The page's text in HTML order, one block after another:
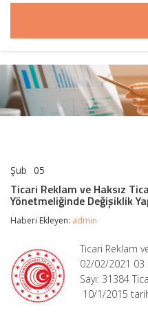
Şub 05
ve
Haksız
Ticari
Değişiklik
Yapılmasına
Dair
Yönetmelik
Ticari Reklam ve Haksız
Yönetmeliğinde Değişiklik
Haberi Ekleyen: admin
Ticari Reklam
02/02/2021 03
Sayı: 31384
10/1/2015